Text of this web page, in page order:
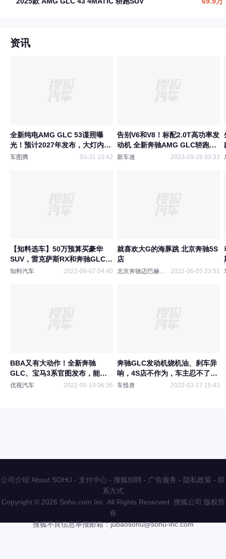
资讯
全新纯电AMG GLC 53谍照曝
光！预计2027年发布，大灯内有
三叉星
车图腾 03-31 10:42
告别V6和V8！标配2.0T高功率发
动机 全新奔驰AMG GLC轿跑
SUV发布
新车迷 2023-09-26 03:33
【知料选车】50万预算买豪华
SUV，雷克萨斯RX和奔驰GLC，
都是最新款，等哪个？
知料汽车 2022-06-07 04:40
就喜欢大G的海豚跳 北京奔驰5S
店 ​​​
北京奔驰迈巴赫4S店 2022-06-05 23:51
BBA又有大动作！全新奔驰
GLC、宝马3系官图发布，能掀
起抢购潮？
优视汽车 2022-05-19 06:36
奔驰GLC发动机烧机油、刹车异
响，4S店不作为，车主忍不了
了！
车怪兽 2022-03-17 15:43
公司介绍 About SOHU - 支付中心 - 搜狐招聘 - 广告服务 - 隐私政策 - 联
系方式
Copyright © 2026 Sohu.com Inc. All Rights Reserved. 搜狐公司 版权所
有
搜狐不良信息举报邮箱：jubaosohu@sohu-inc.com